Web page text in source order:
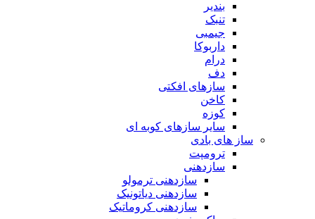
بندیر
تنبک
جیمبی
داربوکا
درام
دف
سازهای افکتی
کاخن
کوزه
سایر سازهای کوبه ای
ساز های بادی
ترومپت
سازدهنی
سازدهنی ترمولو
سازدهنی دیاتونیک
سازدهنی کروماتیک